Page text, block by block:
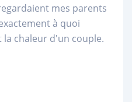
mes parents
à quoi
chaleur d'un couple.